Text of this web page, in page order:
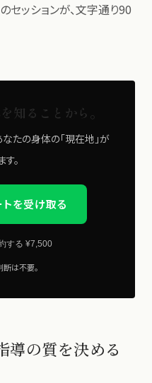
セッションが、文字通り90
知ることから。
たの身体の「現在地」が
。
を受け取る
する ¥7,500
は不要。
導の質を決める